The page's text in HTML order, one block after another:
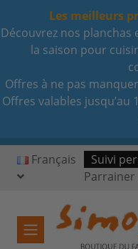
Les meilleurs
Découvrez nos
la saison pour
Offres à ne pas
Offres valables jusqu’au
Français
Suivi